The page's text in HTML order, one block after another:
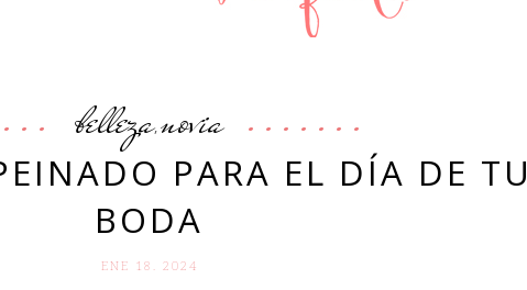
belleza,novia
PARA EL DÍA DE TU
BODA
ENE 18. 2024